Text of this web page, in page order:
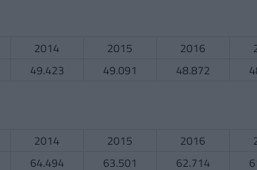
2014 2015 2016
49.423 49.091 48.872
2014 2015 2016
64.494 63.501 62.714